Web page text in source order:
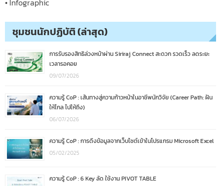
• Infographic
ชุมชนนักปฏิบัติ (ล่าสุด)
การรับรองสิทธิล่วงหน้าผ่าน Siriraj Connect สะดวก รวดเร็ว ลดระยะ
เวลารอคอย
09/07/2026
ความรู้ CoP : เส้นทางสู่ความก้าวหน้าในอาชีพนักวิจัย (Career Path: ฝัน
ให้ไกล ไปให้ถึง)
06/07/2026
ความรู้ CoP : การดึงข้อมูลจากเว็บไซต์เข้าในโปรแกรม Microsoft Excel
05/02/2025
ความรู้ CoP : 6 Key ลัด ใช้งาน PIVOT TABLE